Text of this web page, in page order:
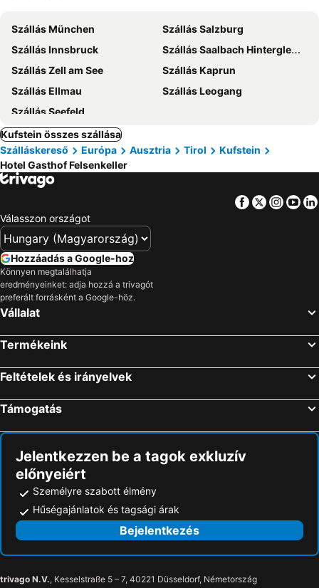
Szállás München
Szállás Salzburg
Szállás Innsbruck
Szállás Saalbach Hinterglemm
Szállás Zell am See
Szállás Kaprun
Szállás Ellmau
Szállás Leogang
Szállás Seefeld
Kufstein összes szállása
Szálláskereső
Európa Ausztria Tirol
Kufstein
Hotel Gasthof Felsenkeller
Facebook
Twitter
Válasszon országot
Hozzáadás a Google-hoz
Könnyen megtalálhatja
eredményeinket: adja hozzá a trivagót
preferált forrásként a Google-höz.
Vállalat
Termékeink
Feltételek és irányelvek
Támogatás
Jelentkezzen be a tagok exkluzív
előnyeiért
Személyre szabott élmény
Hűségajánlatok és tagsági árak
Bejelentkezés
trivago N.V., Kesselstraße 5 – 7, 40221 Düsseldorf, Németország